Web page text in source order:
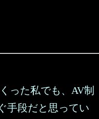
った私でも、AV制
手段だと思ってい